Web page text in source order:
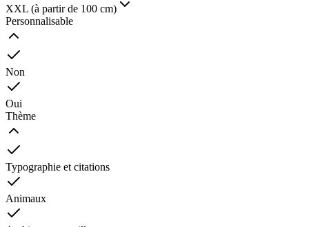
XXL (à partir de 100 cm)
Personnalisable
Non
Oui
Thème
Typographie et citations
Animaux